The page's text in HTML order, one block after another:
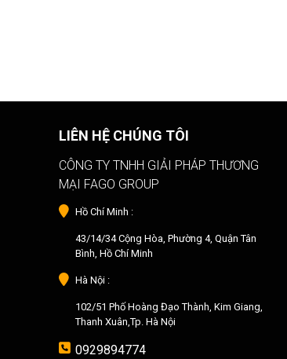
LIÊN HỆ CHÚNG TÔI
CÔNG TY TNHH GIẢI PHÁP THƯƠNG
MẠI FAGO GROUP
Hồ Chí Minh :
43/14/34 Cộng Hòa, Phường 4, Quận Tân
Bình, Hồ Chí Minh
Hà Nội :
102/51 Phố Hoàng Đạo Thành, Kim Giang,
Thanh Xuân,Tp. Hà Nội
0929894774